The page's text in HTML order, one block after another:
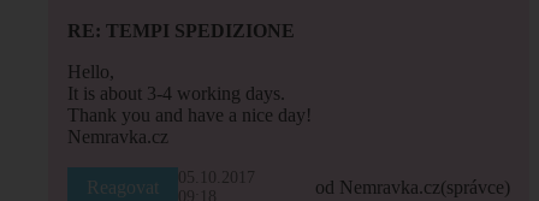
RE: TEMPI SPEDIZIONE
Hello,
It is about 3-4 working days.
Thank you and have a nice day!
Nemravka.cz
Reagovat
05.10.2017
09:18
od Nemravka.cz(správce)